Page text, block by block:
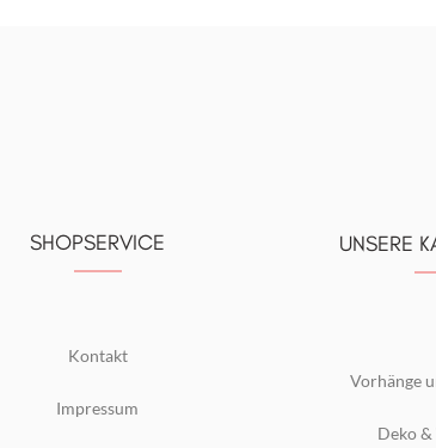
SHOPSERVICE
Kontakt
Impressum
UNSERE
Vorhänge
Deko